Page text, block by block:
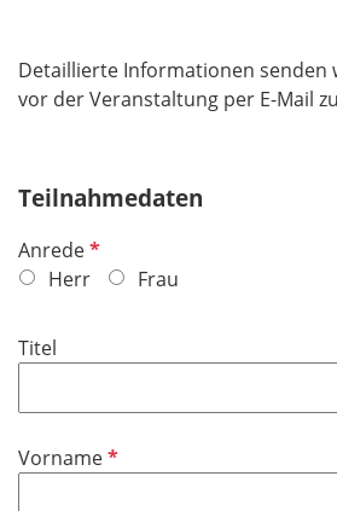
​​​​​​​Detaillierte Informationen senden
vor der Veranstaltung per E-Mail
Teilnahmedaten
AnredeP
f
c
f
e
Herr Frau
Titel
VornameP